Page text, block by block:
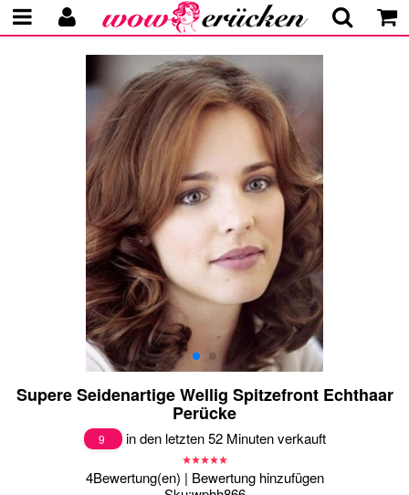
Supere Seidenartige Wellig Spitzefront Echthaar
Perücke
9 in den letzten 52 Minuten verkauft
4Bewertung(en) | Bewertung hinzufügen